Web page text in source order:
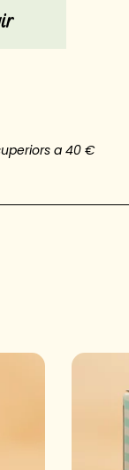
a 40 €